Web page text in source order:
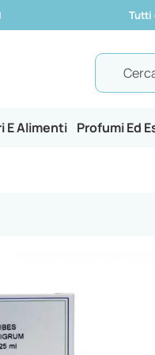
Tutti
E Alimenti Profumi Ed